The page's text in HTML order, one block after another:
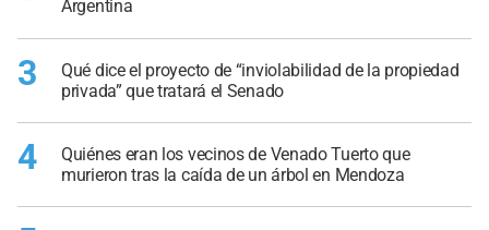
Argentina
3
Qué dice el proyecto de “inviolabilidad de la propiedad
privada” que tratará el Senado
4
Quiénes eran los vecinos de Venado Tuerto que
murieron tras la caída de un árbol en Mendoza